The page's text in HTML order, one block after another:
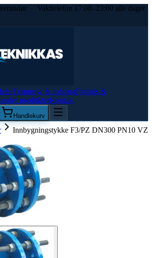
· Vakttelefon 17:00–23:00 alle dager
Testutstyr & redningFittings &
produkterKontakt
Handlekurv
Innbygningstykke F3/PZ DN300 PN10 VZ